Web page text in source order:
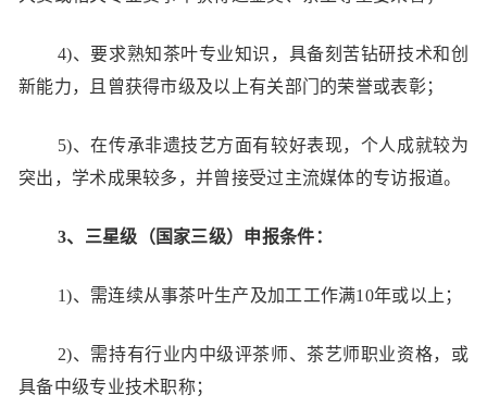
4)、要求熟知茶叶专业知识，具备刻苦钻研技术和创
新能力，且曾获得市级及以上有关部门的荣誉或表彰；
5)、在传承非遗技艺方面有较好表现，个人成就较为
突出，学术成果较多，并曾接受过主流媒体的专访报道。
3、三星级（国家三级）申报条件：
1)、需连续从事茶叶生产及加工工作满10年或以上；
2)、需持有行业内中级评茶师、茶艺师职业资格，或
具备中级专业技术职称；